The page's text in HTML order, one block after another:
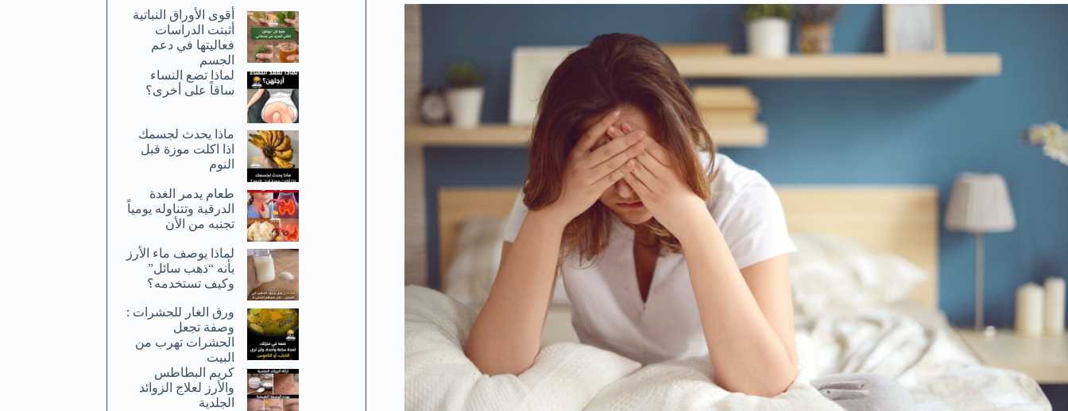
أقوى الأوراق النباتية
أثبتت الدراسات
فعاليتها في دعم
الجسم
لماذا تضع النساء
ساقاً على أخرى؟
ماذا يحدث لجسمك
اذا اكلت موزة قبل
النوم
طعام يدمر الغدة
الدرقية وتتناوله يومياً
تجنبه من الأن
لماذا يوصف ماء الأرز
بأنه “ذهب سائل”
وكيف تستخدمه؟
ورق الغار للحشرات :
وصفة تجعل
الحشرات تهرب من
البيت
كريم البطاطس
والأرز لعلاج الزوائد
الجلدية